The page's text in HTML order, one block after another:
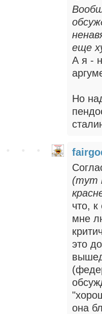
еще
А я -
Но
(тут
что,
мне
это
она